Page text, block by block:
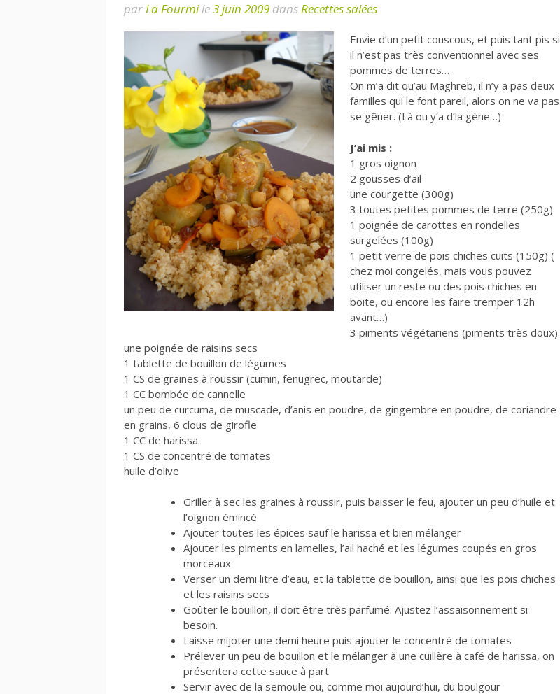
parLa Fourmile3 juin 2009 dansRecettes salées
Envie d’un petit couscous, et puis tant pis si
il n’est pas très conventionnel avec ses
pommes de terres…
On m’a dit qu’au Maghreb, il n’y a pas deux
familles qui le font pareil, alors on ne va pas
se gêner. (Là ou y’a d’la gène…)
J’ai mis :
1 gros oignon
2 gousses d’ail
une courgette (300g)
3 toutes petites pommes de terre (250g)
1 poignée de carottes en rondelles
surgelées (100g)
1 petit verre de pois chiches cuits (150g) (
chez moi congelés, mais vous pouvez
utiliser un reste ou des pois chiches en
boite, ou encore les faire tremper 12h
avant…)
3 piments végétariens (piments très doux)
une poignée de raisins secs
1 tablette de bouillon de légumes
1 CS de graines à roussir (cumin, fenugrec, moutarde)
1 CC bombée de cannelle
un peu de curcuma, de muscade, d’anis en poudre, de gingembre en poudre, de coriandre
en grains, 6 clous de girofle
1 CC de harissa
1 CS de concentré de tomates
huile d’olive
Griller à sec les graines à roussir, puis baisser le feu, ajouter un peu d’huile et
l’oignon émincé
Ajouter toutes les épices sauf le harissa et bien mélanger
Ajouter les piments en lamelles, l’ail haché et les légumes coupés en gros
morceaux
Verser un demi litre d’eau, et la tablette de bouillon, ainsi que les pois chiches
et les raisins secs
Goûter le bouillon, il doit être très parfumé. Ajustez l’assaisonnement si
besoin.
Laisse mijoter une demi heure puis ajouter le concentré de tomates
Prélever un peu de bouillon et le mélanger à une cuillère à café de harissa, on
présentera cette sauce à part
Servir avec de la semoule ou, comme moi aujourd’hui, du boulgour